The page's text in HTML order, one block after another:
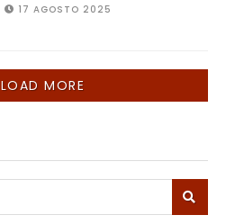
17 AGOSTO 2025
LOAD MORE